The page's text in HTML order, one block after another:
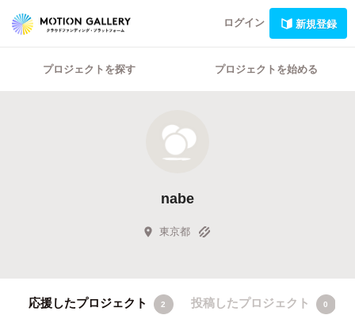
ログイン 新規登録
プロジェクトを探す プロジェクトを始める
nabe
東京都
応援したプロジェクト 2 投稿したプロジェクト 0